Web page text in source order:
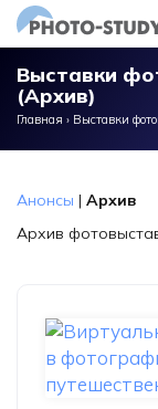
Перейти к
Выставки
(Архив)
Главная › Выставки
Анонсы | Архив
Архив